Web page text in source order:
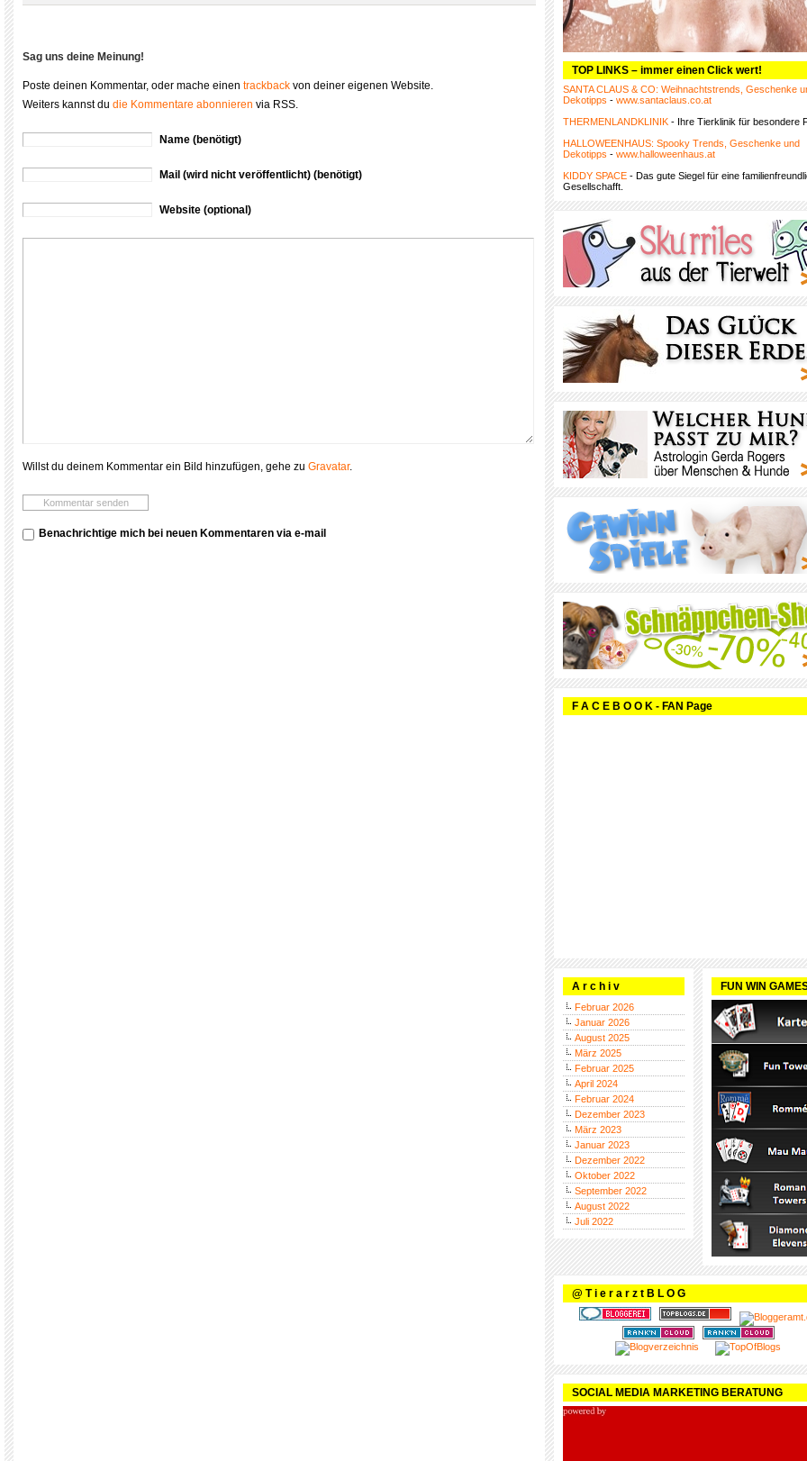
Sag uns deine Meinung!
Poste deinen Kommentar, oder mache einen trackback von deiner eigenen Website.
Weiters kannst du die Kommentare abonnieren via RSS.
Name (benötigt)
Mail (wird nicht veröffentlicht) (benötigt)
Website (optional)
Willst du deinem Kommentar ein Bild hinzufügen, gehe zu Gravatar.
Benachrichtige mich bei neuen Kommentaren via e-mail
TOP LINKS – immer einen Click wert!
SANTA CLAUS & CO: Weihnachtstrends, Geschenke
Dekotipps - www.santaclaus.co.at
THERMENLANDKLINIK - Ihre Tierklinik für besondere
HALLOWEENHAUS: Spooky Trends, Geschenke und
Dekotipps - www.halloweenhaus.at
KIDDY SPACE - Das gute Siegel für eine
Gesellschafft.
F A C E B O O K - FAN Page
A r c h i v
Februar 2026
Januar 2026
August 2025
März 2025
Februar 2025
April 2024
Februar 2024
Dezember 2023
März 2023
Januar 2023
Dezember 2022
Oktober 2022
September 2022
August 2022
Juli 2022
FUN WIN
@ T i e r a r z t B L O G
SOCIAL MEDIA MARKETING BERATUNG